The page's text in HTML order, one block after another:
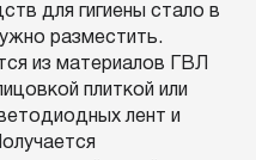
для гигиены стало в
разместить.
из материалов ГВЛ
плиткой или
лент и